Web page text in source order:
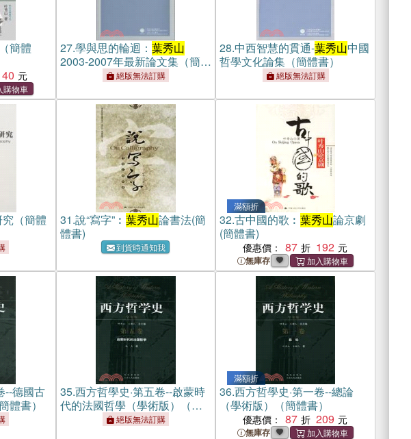
簡體
27.學與思的輪迴： 葉秀山
2003-2007年最新論文集（簡體
絕版無法訂購
28.中西智慧的貫通-葉秀山中國
哲學文化論集（簡體書）
絕版無法訂購
（簡體
31.說“寫字”︰ 葉秀山論書法(簡
體書)
到貨時通知我
滿額折
32.古中國的歌︰葉秀山論京劇
(簡體書)
優惠價： 87 192
無庫存
--德國古
體書）
35.西方哲學史·第五卷--啟蒙時
代的法國哲學（學術版）（簡
絕版無法訂購
滿額折
36.西方哲學史·第一卷--總論
（學術版）（簡體書）
優惠價： 87 209
無庫存